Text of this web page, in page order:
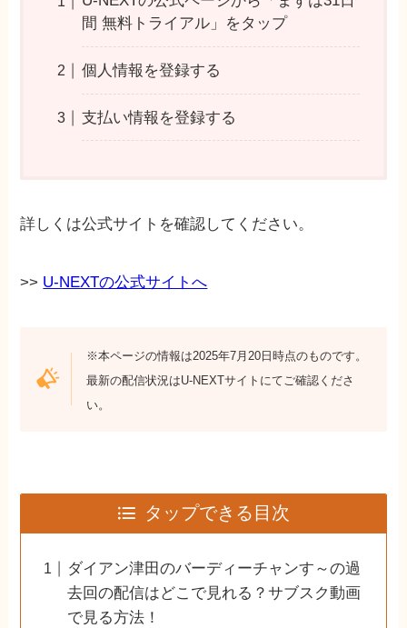
間 無料トライアル」をタップ
個人情報を登録する
支払い情報を登録する
詳しくは公式サイトを確認してください。
>> U-NEXTの公式サイトへ
※本ページの情報は2025年7月20日時点のものです。
最新の配信状況はU-NEXTサイトにてご確認くださ
い。
タップできる目次
ダイアン津田のバーディーチャンす～の過
去回の配信はどこで見れる？サブスク動画
で見る方法！